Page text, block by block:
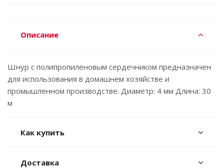
Описание
Шнур с полипропиленовым сердечником предназначен
для использования в домашнем хозяйстве и
промышленном производстве. Диаметр: 4 мм Длина: 30
м
Как купить
Доставка